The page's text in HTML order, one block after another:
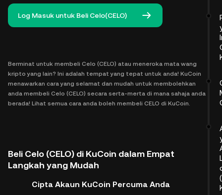
Log Masuk untuk Beli Celo(CELO)
Berminat untuk membeli Celo (CELO) atau meneroka mata wang
kripto yang lain? Ini adalah tempat yang tepat untuk anda! KuCoin
menawarkan cara yang selamat dan mudah untuk membolehkan
anda membeli Celo (CELO) secara serta-merta di mana sahaja anda
berada! Lihat semua cara anda boleh membeli CELO di KuCoin.
Beli Celo (CELO) di KuCoin dalam Empat
Langkah yang Mudah
Cipta Akaun KuCoin Percuma Anda